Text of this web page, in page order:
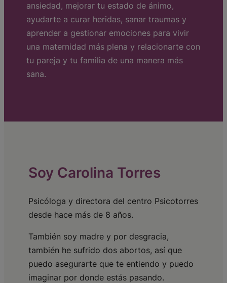
ansiedad, mejorar tu estado de ánimo,
ayudarte a curar heridas, sanar traumas y
aprender a gestionar emociones para vivir
una maternidad más plena y relacionarte con
tu pareja y tu familia de una manera más
sana.
Soy Carolina Torres
Psicóloga y directora del centro Psicotorres
desde hace más de 8 años.
También soy madre y por desgracia,
también he sufrido dos abortos, así que
puedo asegurarte que te entiendo y puedo
imaginar por donde estás pasando.